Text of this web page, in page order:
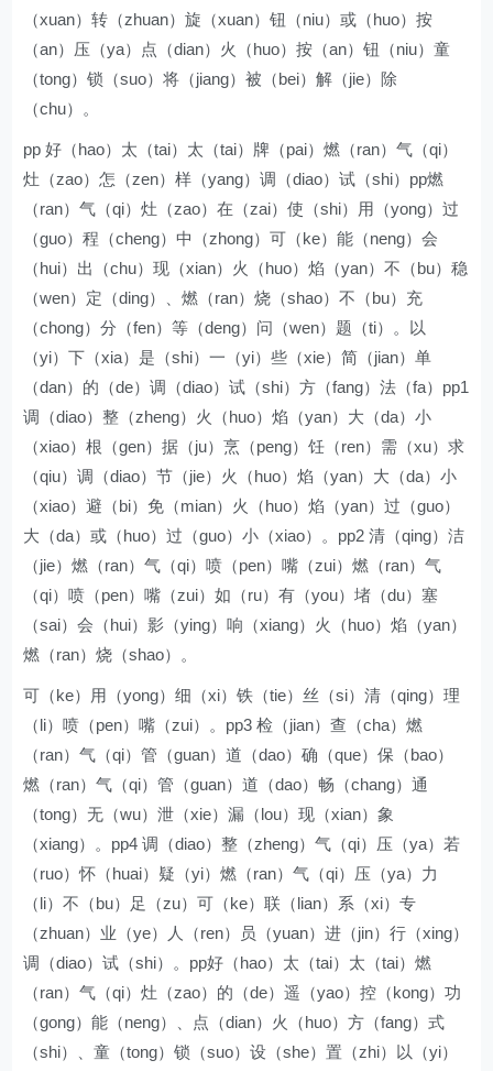
（xuan）转（zhuan）旋（xuan）钮（niu）或（huo）按
（an）压（ya）点（dian）火（huo）按（an）钮（niu）童
（tong）锁（suo）将（jiang）被（bei）解（jie）除
（chu）。
pp 好（hao）太（tai）太（tai）牌（pai）燃（ran）气（qi）
灶（zao）怎（zen）样（yang）调（diao）试（shi）pp燃
（ran）气（qi）灶（zao）在（zai）使（shi）用（yong）过
（guo）程（cheng）中（zhong）可（ke）能（neng）会
（hui）出（chu）现（xian）火（huo）焰（yan）不（bu）稳
（wen）定（ding）、燃（ran）烧（shao）不（bu）充
（chong）分（fen）等（deng）问（wen）题（ti）。以
（yi）下（xia）是（shi）一（yi）些（xie）简（jian）单
（dan）的（de）调（diao）试（shi）方（fang）法（fa）pp1
调（diao）整（zheng）火（huo）焰（yan）大（da）小
（xiao）根（gen）据（ju）烹（peng）饪（ren）需（xu）求
（qiu）调（diao）节（jie）火（huo）焰（yan）大（da）小
（xiao）避（bi）免（mian）火（huo）焰（yan）过（guo）
大（da）或（huo）过（guo）小（xiao）。pp2 清（qing）洁
（jie）燃（ran）气（qi）喷（pen）嘴（zui）燃（ran）气
（qi）喷（pen）嘴（zui）如（ru）有（you）堵（du）塞
（sai）会（hui）影（ying）响（xiang）火（huo）焰（yan）
燃（ran）烧（shao）。
可（ke）用（yong）细（xi）铁（tie）丝（si）清（qing）理
（li）喷（pen）嘴（zui）。pp3 检（jian）查（cha）燃
（ran）气（qi）管（guan）道（dao）确（que）保（bao）
燃（ran）气（qi）管（guan）道（dao）畅（chang）通
（tong）无（wu）泄（xie）漏（lou）现（xian）象
（xiang）。pp4 调（diao）整（zheng）气（qi）压（ya）若
（ruo）怀（huai）疑（yi）燃（ran）气（qi）压（ya）力
（li）不（bu）足（zu）可（ke）联（lian）系（xi）专
（zhuan）业（ye）人（ren）员（yuan）进（jin）行（xing）
调（diao）试（shi）。pp好（hao）太（tai）太（tai）燃
（ran）气（qi）灶（zao）的（de）遥（yao）控（kong）功
（gong）能（neng）、点（dian）火（huo）方（fang）式
（shi）、童（tong）锁（suo）设（she）置（zhi）以（yi）